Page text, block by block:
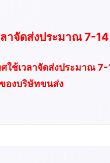
ลาจัดส่งประมาณ 7-
ใช้เวลาจัดส่งประมาณ 7-
องบริษัทขนส่ง